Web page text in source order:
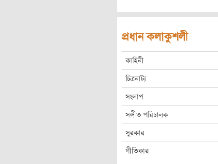
প্রধান কলাকুশলী
কাহিনী
চিত্রনাট্য
সংলাপ
সঙ্গীত পরিচালক
সুরকার
গীতিকার